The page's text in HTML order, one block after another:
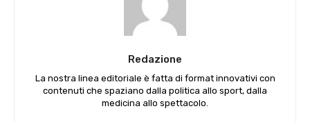
Redazione
La nostra linea editoriale è fatta di format innovativi con
contenuti che spaziano dalla politica allo sport, dalla
medicina allo spettacolo.